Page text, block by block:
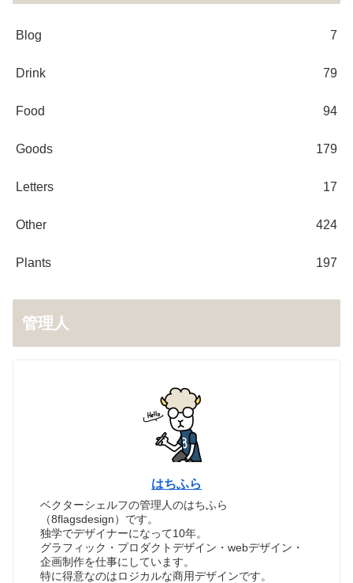
Blog 7
Drink 79
Food 94
Goods 179
Letters 17
Other 424
Plants 197
管理人
はちふら
ベクターシェルフの管理人のはちふら
（8flagsdesign）です。
独学でデザイナーになって10年。
グラフィック・プロダクトデザイン・webデザイン・
企画制作を仕事にしています。
特に得意なのはロジカルな商用デザインです。